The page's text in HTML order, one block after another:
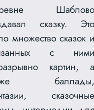
Шаблово
сказку. Это
множество сказок и
с ними
картин, а
баллады,
сказочные